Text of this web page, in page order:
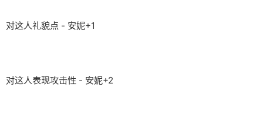
对这人礼貌点 - 安妮+1
对这人表现攻击性 - 安妮+2